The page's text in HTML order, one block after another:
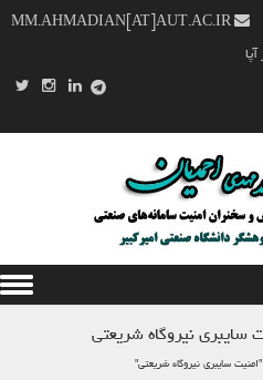
سایبری نیروگاه شریعتی